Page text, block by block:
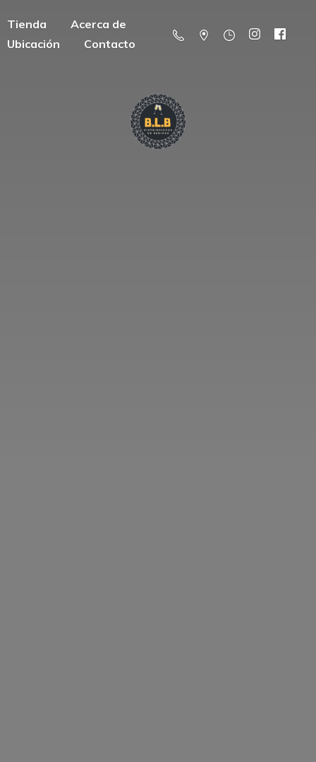
Tienda
Acerca de
Ubicación
Contacto